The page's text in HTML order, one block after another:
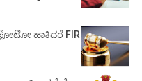
ಹಾಕಿದರೆ FIR